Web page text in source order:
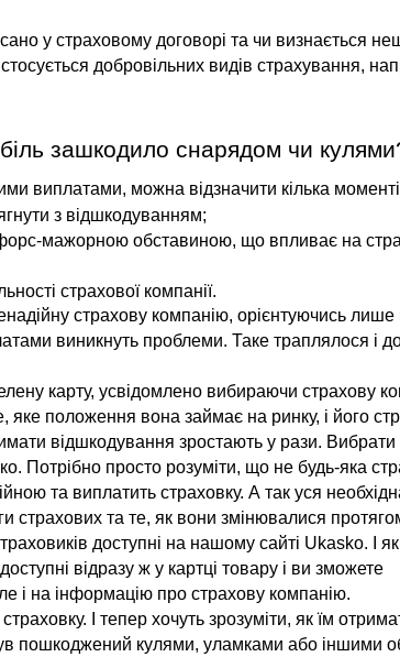
у страховому договорі та чи визнається
добровільних видів страхування,
зашкодило снарядом чи
виплатами, можна відзначити кілька
з відшкодуванням;
мажорною обставиною, що впливає на
страхової компанії.
страхову компанію, орієнтуючись лише
виникнуть проблеми. Таке траплялося і
карту, усвідомлено вибираючи страхову
яке положення вона займає на ринку, і його
відшкодування зростають у рази.
Потрібно просто розуміти, що не будь-яка
та виплатить страховку. А так уся
страхових та те, як вони змінювалися
доступні на нашому сайті Ukasko. І
доступні відразу ж у картці товару і ви зможете
і на інформацію про страхову компанію.
І тепер хочуть зрозуміти, як їм
пошкоджений кулями, уламками або іншими